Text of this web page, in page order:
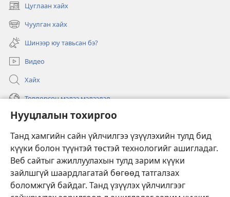
Нууцлалын тохиргоо
Танд хамгийн сайн үйлчилгээ үзүүлэхийн тулд бид
күүки болон түүнтэй төстэй технологийг ашигладаг.
Веб сайтыг ажиллуулахын тулд зарим күүки
зайлшгүй шаардлагатай бөгөөд татгалзах
боломжгүй байдаг. Танд үзүүлэх үйлчилгээг
Цуглаан хайх
(opens
new
window)
Чуулган хайх
(opens
new
window)
Шинээр юу тавьсан бэ?
Видео
Хайх
Төвлөрсөн мэдээ мэдээлэл
Тусламж
Хандив
(opens
new
window)Харуулын цамхаг ОНЛАЙН НОМЫН САН
(opens
new
JW Hub